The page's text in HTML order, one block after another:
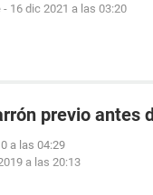
- 16 dic 2021 a las 03:20
previo antes
a las 04:29
a las 20:13